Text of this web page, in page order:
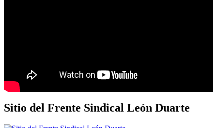
Sitio del Frente Sindical León Duarte